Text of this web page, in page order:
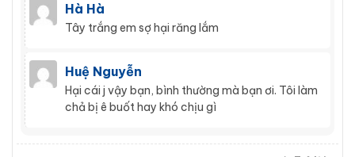
Hà Hà
Tây trắng em sợ hại răng lắm
Huệ Nguyễn
Hại cái j vậy bạn, bình thường mà bạn ơi. Tôi làm
chả bị ê buốt hay khó chịu gì